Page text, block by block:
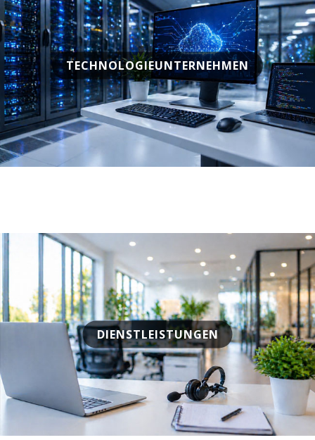
TECHNOLOGIEUNTERNEHMEN
DIENSTLEISTUNGEN